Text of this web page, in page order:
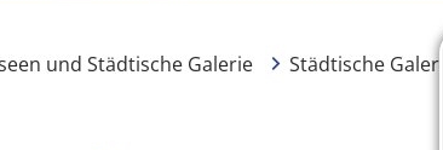
und Städtische Galerie Städtische Galerie